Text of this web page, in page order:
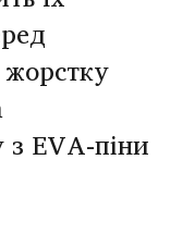
жорстку
EVA-піни